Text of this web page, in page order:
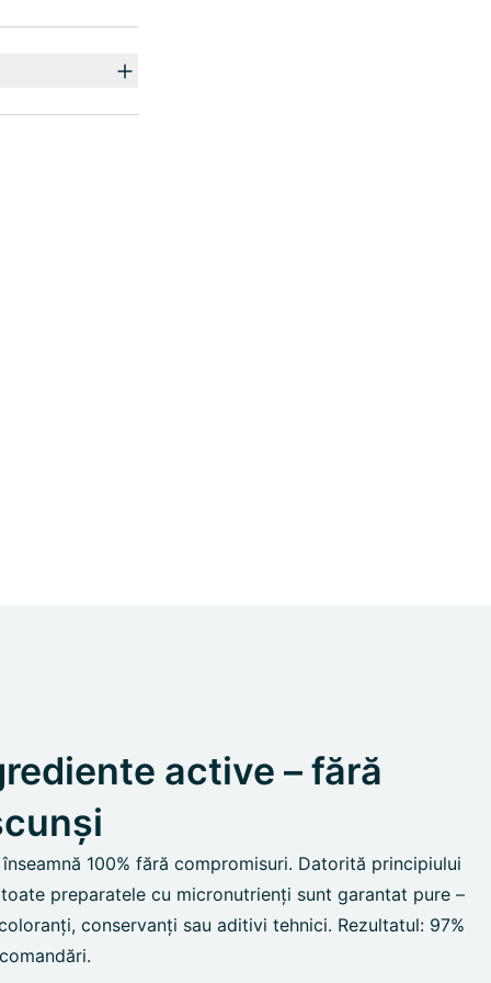
active – fără
100% fără compromisuri. Datorită principiului
preparatele cu micronutrienți sunt garantat pure –
conservanți sau aditivi tehnici. Rezultatul: 97%